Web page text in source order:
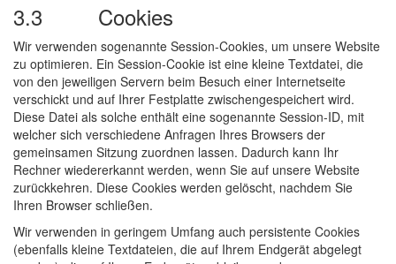
3.3 Cookies
Wir verwenden sogenannte Session-Cookies, um unsere Website
zu optimieren. Ein Session-Cookie ist eine kleine Textdatei, die
von den jeweiligen Servern beim Besuch einer Internetseite
verschickt und auf Ihrer Festplatte zwischengespeichert wird.
Diese Datei als solche enthält eine sogenannte Session-ID, mit
welcher sich verschiedene Anfragen Ihres Browsers der
gemeinsamen Sitzung zuordnen lassen. Dadurch kann Ihr
Rechner wiedererkannt werden, wenn Sie auf unsere Website
zurückkehren. Diese Cookies werden gelöscht, nachdem Sie
Ihren Browser schließen.
Wir verwenden in geringem Umfang auch persistente Cookies
(ebenfalls kleine Textdateien, die auf Ihrem Endgerät abgelegt